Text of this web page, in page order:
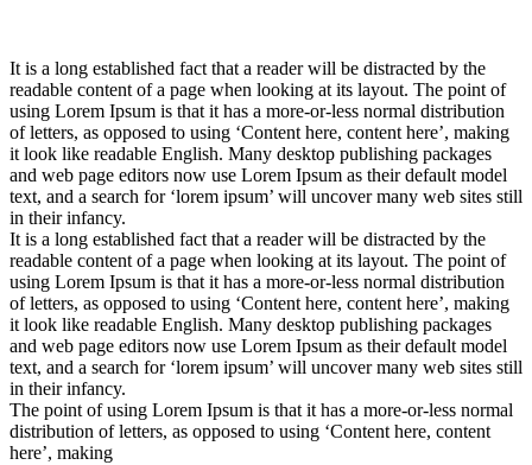
It is a long established fact that a reader will be distracted by the
readable content of a page when looking at its layout. The point of
using Lorem Ipsum is that it has a more-or-less normal distribution
of letters, as opposed to using ‘Content here, content here’, making
it look like readable English. Many desktop publishing packages
and web page editors now use Lorem Ipsum as their default model
text, and a search for ‘lorem ipsum’ will uncover many web sites still
in their infancy.
It is a long established fact that a reader will be distracted by the
readable content of a page when looking at its layout. The point of
using Lorem Ipsum is that it has a more-or-less normal distribution
of letters, as opposed to using ‘Content here, content here’, making
it look like readable English. Many desktop publishing packages
and web page editors now use Lorem Ipsum as their default model
text, and a search for ‘lorem ipsum’ will uncover many web sites still
in their infancy.
The point of using Lorem Ipsum is that it has a more-or-less normal
distribution of letters, as opposed to using ‘Content here, content
here’, making